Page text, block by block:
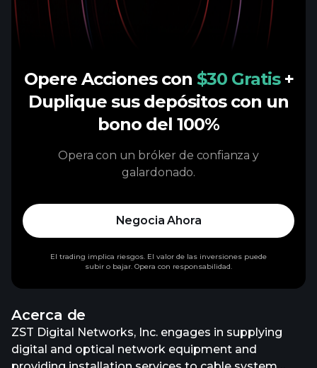
Acerca de
ZST Digital Networks, Inc. engages in supplying
digital and optical network equipment and
Opere Acciones con $30 Gratis +
Duplique sus depósitos con un
bono del 100%
Opera con un bróker de confianza y
galardonado.
Negocia Ahora
El trading implica riesgos. El valor de las inversiones puede
subir o bajar. Opera con responsabilidad.